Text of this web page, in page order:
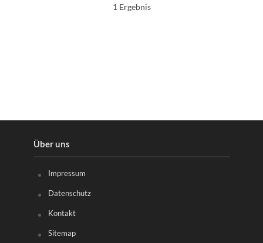
1 Ergebnis
Über uns
Impressum
Datenschutz
Kontakt
Sitemap